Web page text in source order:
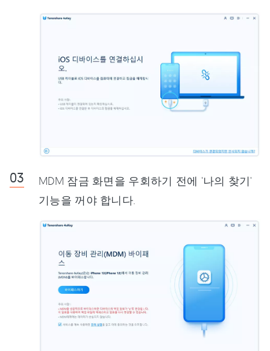
MDM 잠금 화면을 우회하기 전에 '나의 찾기'
기능을 꺼야 합니다.